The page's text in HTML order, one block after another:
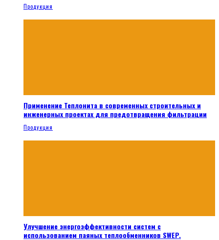
Продукция
Применение Теплонита в современных строительных и
инженерных проектах для предотвращения фильтрации
Продукция
Улучшение энергоэффективности систем с
использованием паяных теплообменников SWEP.